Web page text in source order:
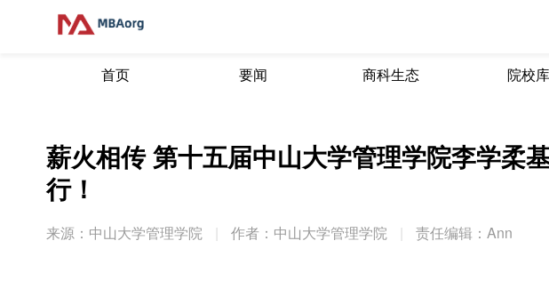
首页 要闻 商科生态 院校库
薪火相传 第十五届中山大学管理学院李学柔
行！
来源：中山大学管理学院 作者：中山大学管理学院 责任编辑：Ann